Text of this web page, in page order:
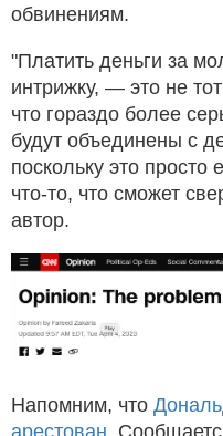
обвинениям.
"Платить деньги за
интрижку, — это не
что гораздо более
будут объединены с
поскольку это
что-то, что сможет
автор.
Напомним, что